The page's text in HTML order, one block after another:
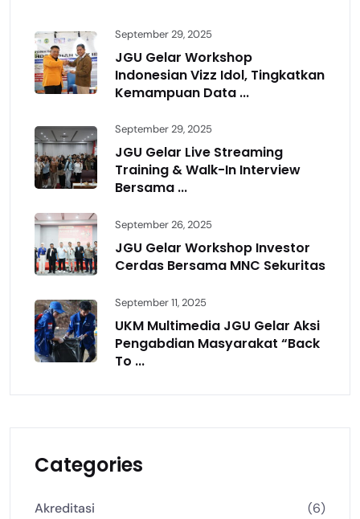
September 29, 2025
JGU Gelar Workshop
Indonesian Vizz Idol, Tingkatkan
Kemampuan Data ...
September 29, 2025
JGU Gelar Live Streaming
Training & Walk-In Interview
Bersama ...
September 26, 2025
JGU Gelar Workshop Investor
Cerdas Bersama MNC Sekuritas
September 11, 2025
UKM Multimedia JGU Gelar Aksi
Pengabdian Masyarakat “Back
To ...
Categories
Akreditasi (6)